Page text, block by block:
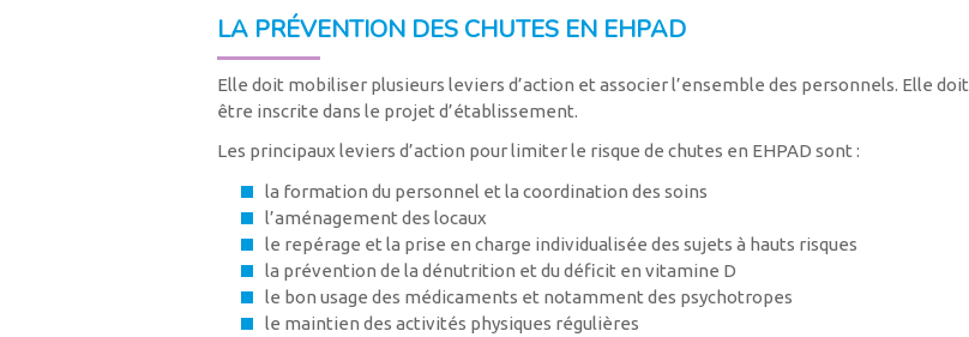
LA PRÉVENTION DES CHUTES EN EHPAD
Elle doit mobiliser plusieurs leviers d’action et associer l’ensemble des personnels. Elle doit
être inscrite dans le projet d’établissement.
Les principaux leviers d’action pour limiter le risque de chutes en EHPAD sont :
la formation du personnel et la coordination des soins
l’aménagement des locaux
le repérage et la prise en charge individualisée des sujets à hauts risques
la prévention de la dénutrition et du déficit en vitamine D
le bon usage des médicaments et notamment des psychotropes
le maintien des activités physiques régulières